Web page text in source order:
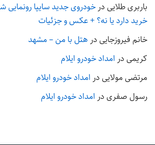
باربری طلایی در خودروی جدید سایپا رونمایی
خرید دارد یا نه؟ + عکس و جزئیات
خانم فیروزجایی در هتل با من – مشهد
کریمی در امداد خودرو ایلام
مرتضی مولایی در امداد خودرو ایلام
رسول صفری در امداد خودرو ایلام